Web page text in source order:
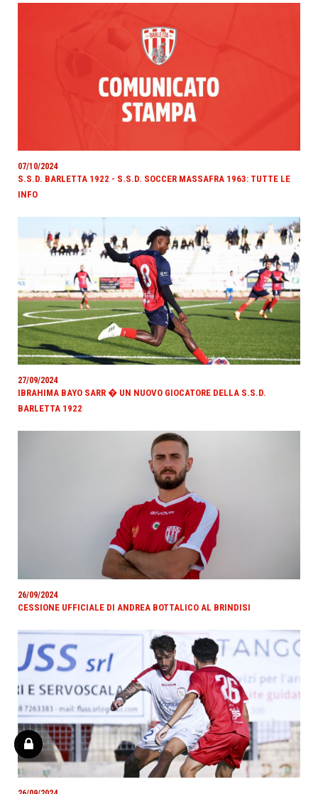
07/10/2024
S.S.D. BARLETTA 1922 - S.S.D. SOCCER MASSAFRA 1963: TUTTE LE
INFO
27/09/2024
IBRAHIMA BAYO SARR � UN NUOVO GIOCATORE DELLA S.S.D.
BARLETTA 1922
26/09/2024
CESSIONE UFFICIALE DI ANDREA BOTTALICO AL BRINDISI